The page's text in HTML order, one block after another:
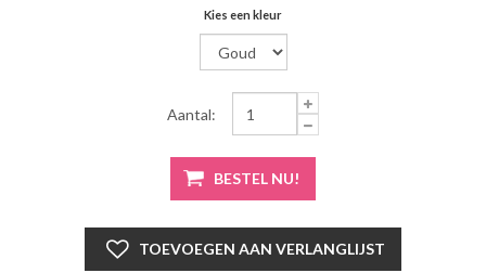
Kies een kleur
Aantal: